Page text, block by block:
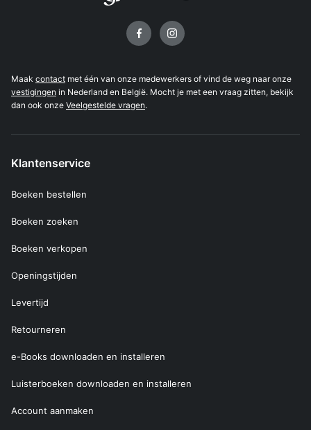
Maak contact met één van onze medewerkers of vind de weg naar onze
vestigingen in Nederland en België. Mocht je met een vraag zitten, bekijk
dan ook onze Veelgestelde vragen.
Klantenservice
Boeken bestellen
Boeken zoeken
Boeken verkopen
Openingstijden
Levertijd
Retourneren
e-Books downloaden en installeren
Luisterboeken downloaden en installeren
Account aanmaken